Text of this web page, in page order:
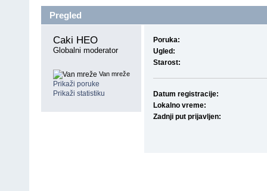
Pregled
Caki HEO
Globalni moderator
Van mreže
Prikaži poruke
Prikaži statistiku
Poruka:
Ugled:
Starost:
Datum registracije:
Lokalno vreme:
Zadnji put prijavljen: